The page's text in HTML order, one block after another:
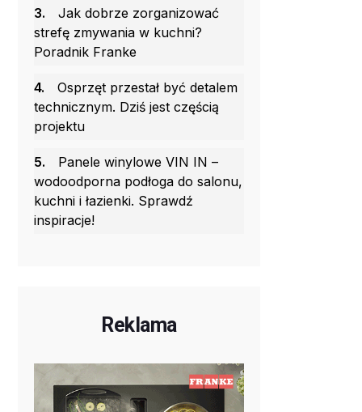
3.
Jak dobrze zorganizować
strefę zmywania w kuchni?
Poradnik Franke
4.
Osprzęt przestał być detalem
technicznym. Dziś jest częścią
projektu
5.
Panele winylowe VIN IN –
wodoodporna podłoga do salonu,
kuchni i łazienki. Sprawdź
inspiracje!
Reklama